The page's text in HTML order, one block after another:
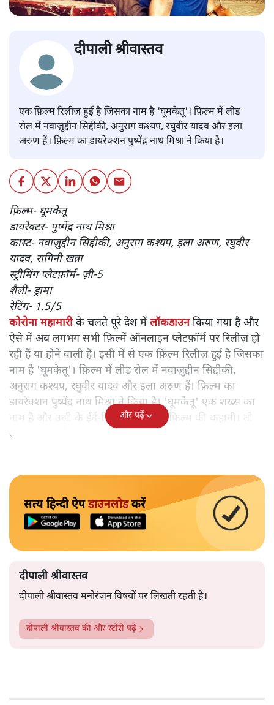
दीपाली श्रीवास्तव
एक फ़िल्म रिलीज़ हुई है जिसका नाम है 'घूमकेतू'। फ़िल्म में लीड
रोल में नवाज़ुद्दीन सिद्दीकी, अनुराग कश्यप, रघुवीर यादव और इला
अरुण हैं। फ़िल्म का डायरेक्शन पुष्पेंद्र नाथ मिश्रा ने किया है।
फ़िल्म- घूमकेतू
डायरेक्टर- पुष्पेंद्र नाथ मिश्रा
कास्ट- नवाज़ुद्दीन सिद्दीकी, अनुराग कश्यप, इला अरुण, रघुवीर
यादव, रागिनी खन्ना
स्ट्रीमिंग प्लेटफ़ॉर्म- ज़ी-5
शैली- ड्रामा
रेटिंग- 1.5/5
कोरोना महामारीके चलते पूरे देश में लॉकडाउनकिया गया है और
ऐसे में अब लगभग सभी फ़िल्में ऑनलाइन प्लेटफ़ॉर्म पर रिलीज़ हो
रही हैं या होने वाली हैं। इसी में से एक फ़िल्म रिलीज़ हुई है जिसका
नाम है 'घूमकेतू'। फ़िल्म में लीड रोल में नवाज़ुद्दीन सिद्दीकी,
अनुराग कश्यप, रघुवीर यादव और इला अरुण हैं। फ़िल्म का
डायरेक्शन पुष्पेंद्र नाथ मिश्रा ने किया है। 'घूमकेतू' एक शख्स का
नाम है और उसी के ईर्द-गिर्द घूमती है पूरी फ़िल्म की कहानी। तो
आइए जानते हैं क्या है इस फ़िल्म की कहानी-
और पढ़ें
सत्य हिन्दी ऐपडाउनलोडकरें
दीपाली श्रीवास्तव
दीपाली श्रीवास्तव मनोरंजन विषयों पर लिखती रहती है।
दीपाली श्रीवास्तव की और स्टोरी पढ़ें